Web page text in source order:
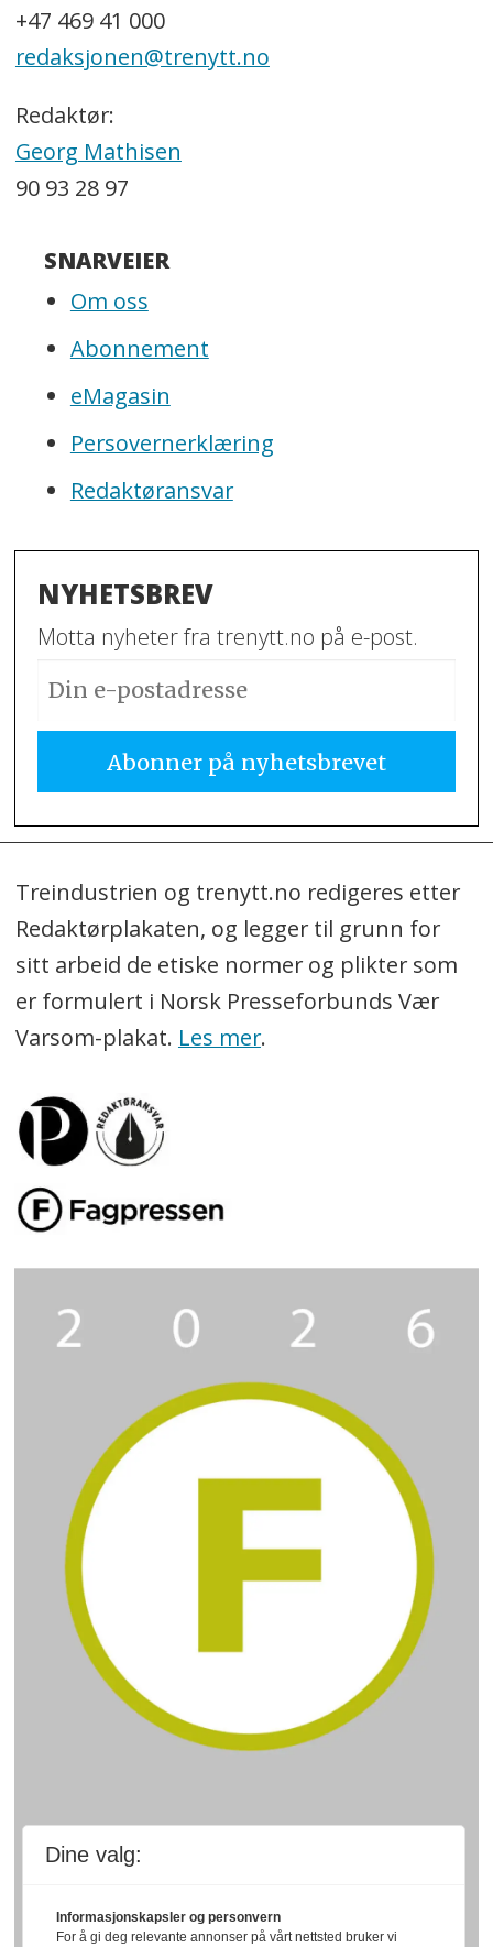
+47 469 41 000
redaksjonen@trenytt.no
Redaktør:
Georg Mathisen
90 93 28 97
SNARVEIER
Om oss
Abonnement
eMagasin
Persovernerklæring
Redaktøransvar
NYHETSBREV
Motta nyheter fra trenytt.no på e-post.
Treindustrien og trenytt.no redigeres etter
Redaktørplakaten, og legger til grunn for
sitt arbeid de etiske normer og plikter som
er formulert i Norsk Presseforbunds Vær
Varsom-plakat. Les mer.
Dine valg:
Informasjonskapsler og personvern
For å gi deg relevante annonser på vårt nettsted bruker vi